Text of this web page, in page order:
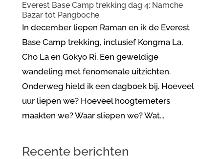
Everest Base Camp trekking dag 4: Namche
Bazar tot Pangboche
In december liepen Raman en ik de Everest
Base Camp trekking, inclusief Kongma La,
Cho La en Gokyo Ri. Een geweldige
wandeling met fenomenale uitzichten.
Onderweg hield ik een dagboek bij. Hoeveel
uur liepen we? Hoeveel hoogtemeters
maakten we? Waar sliepen we? Wat...
Recente berichten